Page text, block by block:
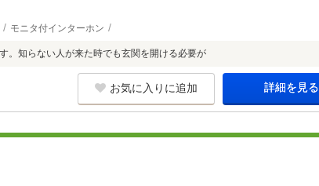
モニタ付インターホン
。知らない人が来た時でも玄関を開ける必要が
お気に入りに追加 詳細を見る